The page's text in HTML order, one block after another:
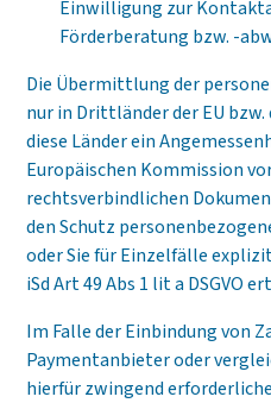
Einwilligung zur
Förderberatung bzw. -
Die Übermittlung der
nur in Drittländer der EU bzw.
diese Länder ein
Europäischen Kommission
rechtsverbindlichen
den Schutz
oder Sie für Einzelfälle
iSd Art 49 Abs 1 lit a DSGVO
Im Falle der Einbindung von
Paymentanbieter oder
hierfür zwingend